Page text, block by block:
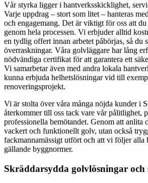
Vår styrka ligger i hantverksskicklighet,
Varje uppdrag – stort som litet – hanteras
och engagemang. Det är viktigt för oss att
genom hela processen. Vi erbjuder alltid
en tydlig offert innan arbetet påbörjas, så du
överraskningar. Våra golvläggare har lång
nödvändiga certifikat för att garantera ett
Vi samarbetar även med andra lokala
kunna erbjuda helhetslösningar vid till
renoveringsprojekt.
Vi är stolta över våra många nöjda kunder i
återkommer till oss tack vare vår pålitlighet,
professionella bemötandet. Genom att anlita
vackert och funktionellt golv, utan också
fackmannamässigt utfört och att vi följer alla
gällande byggnormer.
Skräddarsydda golvlösningar och